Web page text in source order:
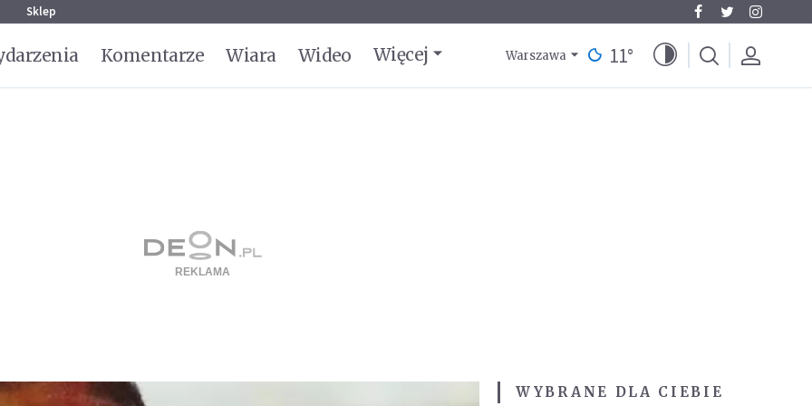
Sklep
Komentarze Wiara Wideo Więcej Warszawa 11°
WYBRANE DLA CIEBIE